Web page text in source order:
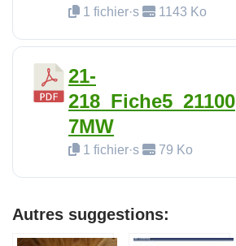
1 fichier·s 1143 Ko
21-
218_Fiche5_21100
7MW
1 fichier·s 79 Ko
Autres suggestions: